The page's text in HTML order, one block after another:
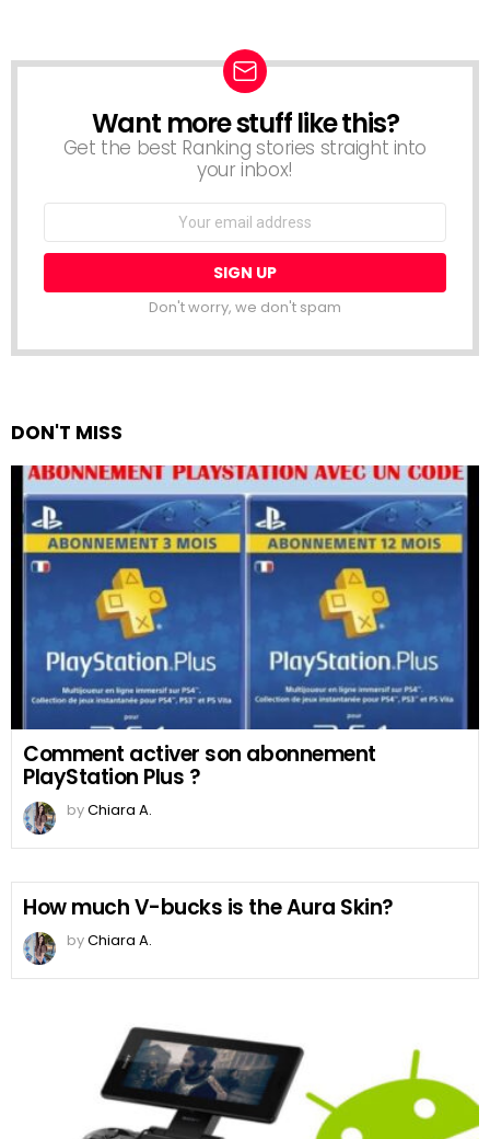
NEWSLETTER
Want more stuff like this?
Get the best Ranking stories straight into
your inbox!
Email
Don't worry, we don't spam
DON'T MISS
Comment activer son abonnement
PlayStation Plus ?
byChiara A.
How much V-bucks is the Aura Skin?
byChiara A.